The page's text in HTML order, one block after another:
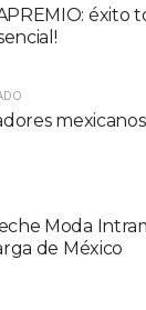
éxito
Moda
de México